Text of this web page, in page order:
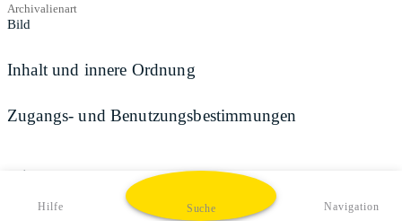
Archivalienart
Bild
Inhalt und innere Ordnung
Zugangs- und Benutzungsbestimmungen
Teilen
Hilfe Suche Navigation